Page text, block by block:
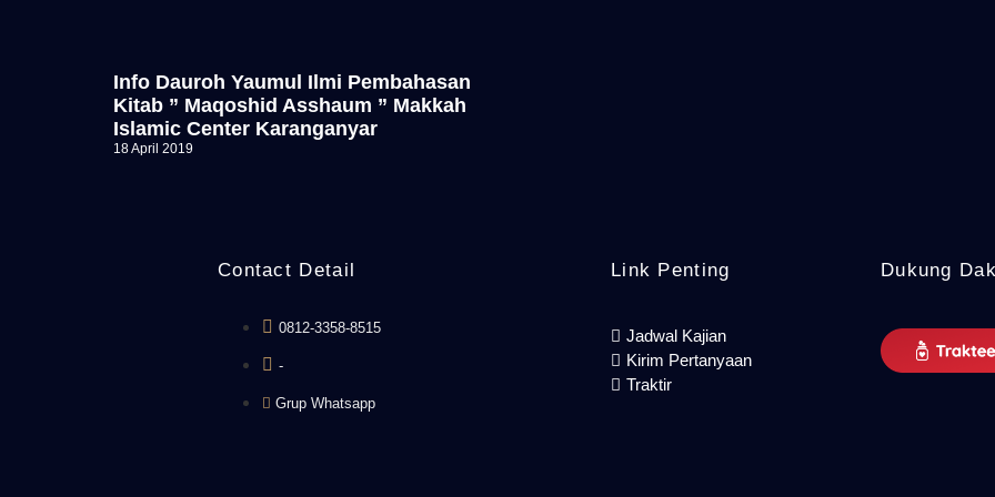
Info Dauroh Yaumul Ilmi Pembahasan
Kitab ” Maqoshid Asshaum ” Makkah
Islamic Center Karanganyar
18 April 2019
Contact Detail
0812-3358-8515
-
Grup Whatsapp
Link Penting
Jadwal Kajian
Kirim Pertanyaan
Traktir
Dukung